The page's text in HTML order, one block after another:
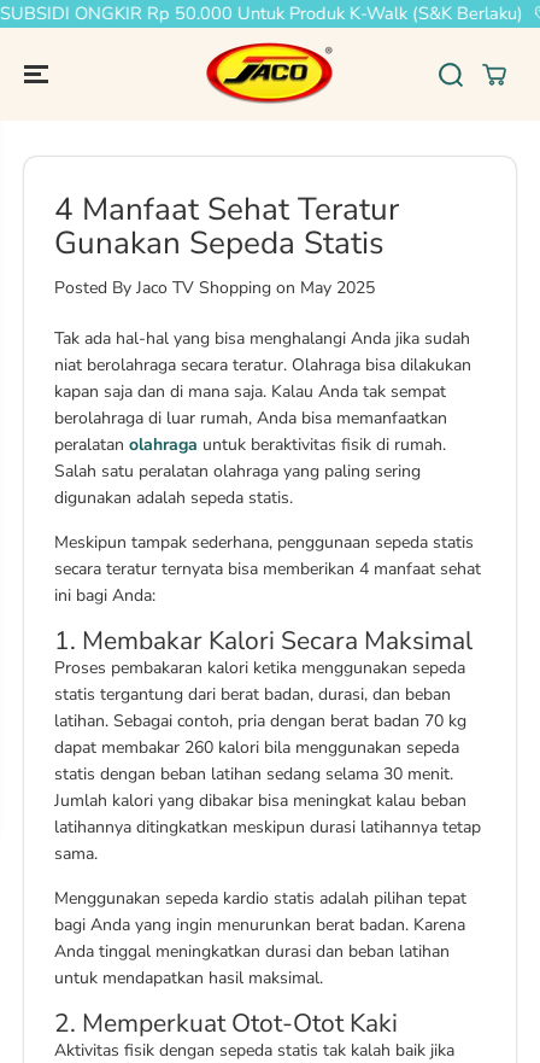
SKIP TO
CONTENT
ONGKIR Rp 50.000 Untuk Produk K-Walk (S&K Berlaku)
4 Manfaat Sehat Teratur
Gunakan Sepeda Statis
Posted By Jaco TV Shopping on May 2025
Tak ada hal-hal yang bisa menghalangi Anda jika sudah
niat berolahraga secara teratur. Olahraga bisa dilakukan
kapan saja dan di mana saja. Kalau Anda tak sempat
berolahraga di luar rumah, Anda bisa memanfaatkan
peralatan olahraga untuk beraktivitas fisik di rumah.
Salah satu peralatan olahraga yang paling sering
digunakan adalah sepeda statis.
Meskipun tampak sederhana, penggunaan sepeda statis
secara teratur ternyata bisa memberikan 4 manfaat sehat
ini bagi Anda:
1. Membakar Kalori Secara Maksimal
Proses pembakaran kalori ketika menggunakan sepeda
statis tergantung dari berat badan, durasi, dan beban
latihan. Sebagai contoh, pria dengan berat badan 70 kg
dapat membakar 260 kalori bila menggunakan sepeda
statis dengan beban latihan sedang selama 30 menit.
Jumlah kalori yang dibakar bisa meningkat kalau beban
latihannya ditingkatkan meskipun durasi latihannya tetap
sama.
Menggunakan sepeda kardio statis adalah pilihan tepat
bagi Anda yang ingin menurunkan berat badan. Karena
Anda tinggal meningkatkan durasi dan beban latihan
untuk mendapatkan hasil maksimal.
2. Memperkuat Otot-Otot Kaki
Aktivitas fisik dengan sepeda statis tak kalah baik jika